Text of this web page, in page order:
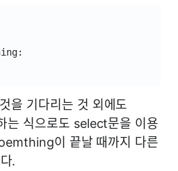
:
을 기다리는 것 외에도
는 식으로도 select문을 이용
이 끝날 때까지 다른
.